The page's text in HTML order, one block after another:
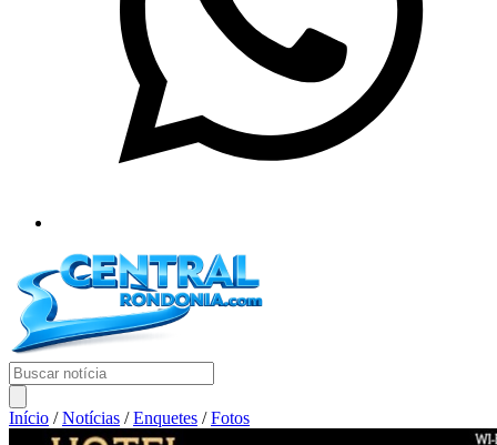
Início / Notícias / Enquetes / Fotos